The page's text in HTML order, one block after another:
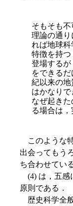
そもそも不
理論の通り
れば地球科
特徴を持
登場するが
をできる
紀以来の
はかなり
なぜ起き
る場合は，
このような
出会ってもう
ち合わせてい
(4) は，五感
原則である．
歴史科学全